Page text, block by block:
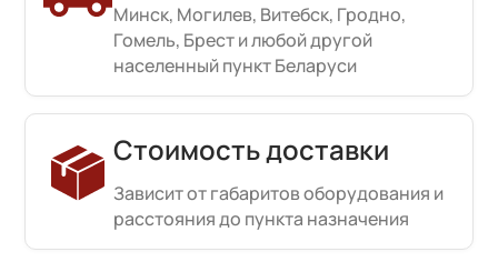
Минск, Могилев, Витебск, Гродно,
Гомель, Брест и любой другой
населенный пункт Беларуси
Стоимость доставки
Зависит от габаритов оборудования и
расстояния до пункта назначения